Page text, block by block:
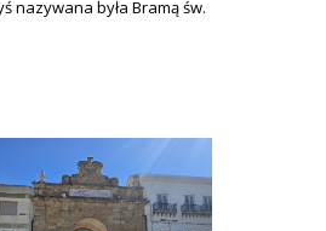
nazywana była Bramą św.